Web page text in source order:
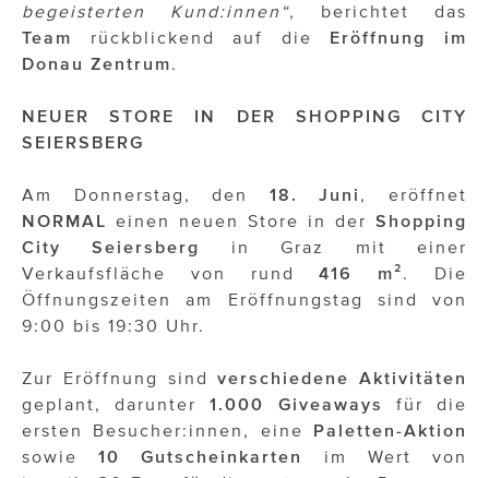
TOG Studio
Upside Down Town Hotel – Neue Post
VieSFF – Vienna Spanish Film Festival
PRESS CONTACT
begeisterten Kund:innen“, berichtet das
Team
rückblickend auf die Eröffnung im
Donau Zentrum.
NEUER STORE IN DER SHOPPING CITY
SEIERSBERG
Am Donnerstag, den 18. Juni , eröffnet
NORMAL einen neuen Store in der Shopping
City Seiersberg
in Graz mit einer
Verkaufsfläche von rund416 m². Die
Öffnungszeiten am Eröffnungstag sind von
9:00 bis 19:30 Uhr.
Zur Eröffnung sindverschiedene Aktivitäten
geplant, darunter1.000 Giveaways
für die
ersten Besucher:innen, eine Paletten-Aktion
sowie10 Gutscheinkarten
im Wert von